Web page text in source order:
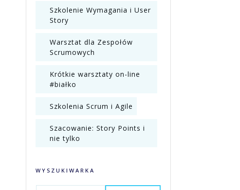
Szkolenie Wymagania i User
Story
Warsztat dla Zespołów
Scrumowych
Krótkie warsztaty on-line
#białko
Szkolenia Scrum i Agile
Szacowanie: Story Points i
nie tylko
WYSZUKIWARKA